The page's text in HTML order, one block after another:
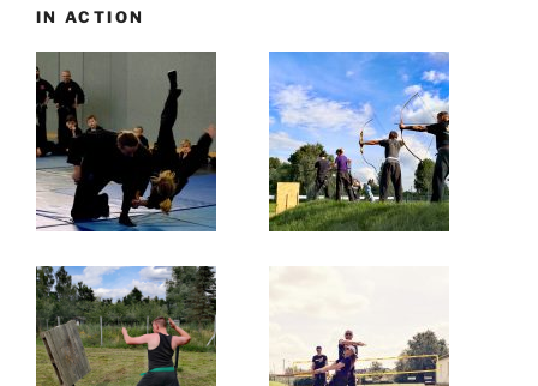
IN ACTION